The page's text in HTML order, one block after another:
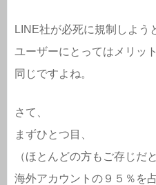
LINE社が必死に規制しよう
ユーザーにとってはメリッ
同じですよね。
さて、
まずひとつ目、
（ほとんどの方もご存じだ
海外アカウントの９５％を